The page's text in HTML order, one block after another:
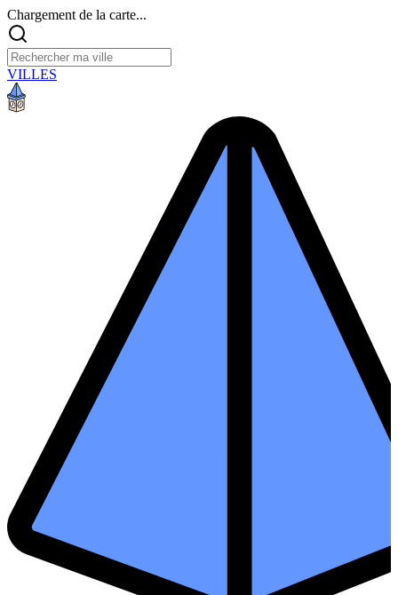
Chargement de la carte...
VILLES